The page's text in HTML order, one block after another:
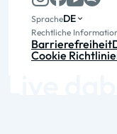
SpracheDE
Rechtliche
Barrierefreiheit
Cookie